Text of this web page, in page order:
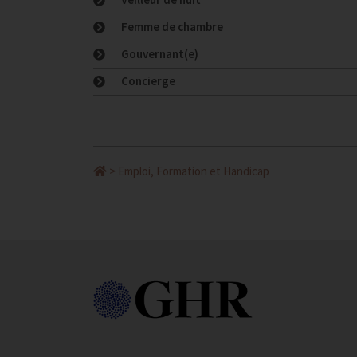
Femme de chambre
Gouvernant(e)
Concierge
> Emploi, Formation et Handicap